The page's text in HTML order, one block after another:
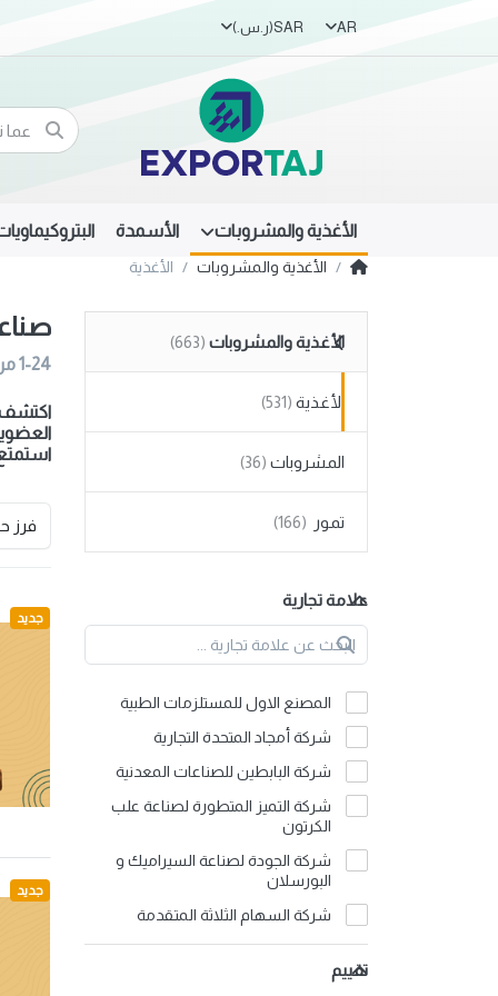
AR
SAR(ر.س.‏)
الأغذية والمشروبات الأسمدة
الأغذية والمشروبات الأغذية
الأغذية والمشروبات
الأغذية
المشروبات
تمور
علامة تجارية
المصنع الاول للمستلزمات الطبية
شركة أمجاد المتحدة التجارية
شركة البابطين للصناعات المعدنية
شركة التميز المتطورة لصناعة علب
الكرتون
شركة الجودة لصناعة السيراميك و
البورسلان
شركة السهام الثلاثة المتقدمة
تقييم
1-24
اكتشف
فرز
جديد
جديد